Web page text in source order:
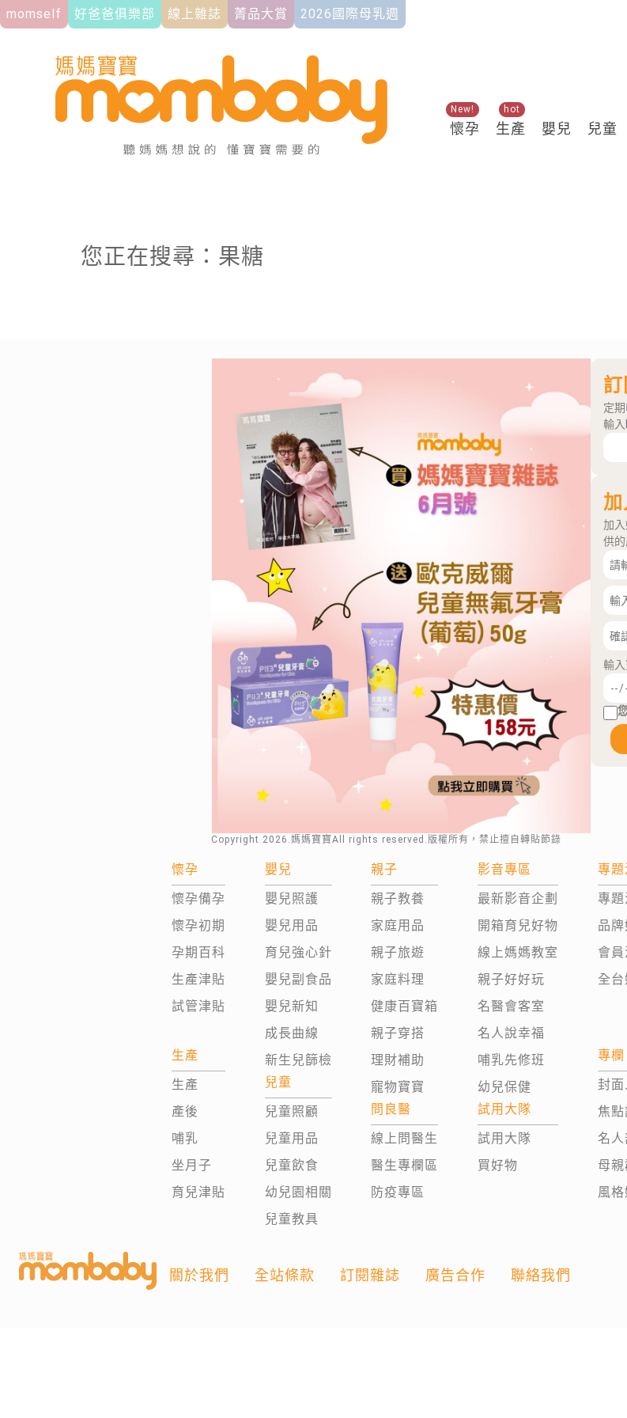
momself 好爸爸俱樂部 線上雜誌 菁品大賞 2026國際母乳週
懷孕
New!
生產
hot
嬰兒 兒童
關鍵熱搜
您正在搜尋：果糖
Copyright 2026 .媽媽寶寶All rights reserved.版權所有，禁止擅自轉貼節錄
定
輸
加
供的
輸
懷孕
懷孕備孕
懷孕初期
孕期百科
生產津貼
試管津貼
生產
生產
產後
哺乳
坐月子
育兒津貼
嬰兒
嬰兒照護
嬰兒用品
育兒強心針
嬰兒副食品
嬰兒新知
成長曲線
新生兒篩檢
兒童
兒童照顧
兒童用品
兒童飲食
幼兒園相關
兒童教具
親子
親子教養
家庭用品
親子旅遊
家庭料理
健康百寶箱
親子穿搭
理財補助
寵物寶寶
問良醫
線上問醫生
醫生專欄區
防疫專區
影音專區
最新影音企劃
開箱育兒好物
線上媽媽教室
親子好好玩
名醫會客室
名人說幸福
哺乳先修班
幼兒保健
試用大隊
試用大隊
買好物
專題
專題
品
會
全
專欄
封
焦點
名人
母
風
關於我們 全站條款 訂閱雜誌 廣告合作 聯絡我們